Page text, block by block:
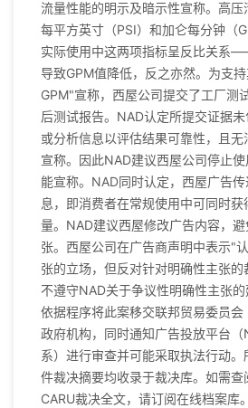
流量性能的明示及暗示性宣称。高
每平方英寸（PSI）和加仑每分钟（
实际使用中这两项指标呈反比关系
导致GPM值降低，反之亦然。为支
GPM"宣称，西屋公司提交了工厂测
后测试报告。NAD认定所提交证据
或分析信息以评估结果可靠性，且
宣称。因此NAD建议西屋公司停止
能宣称。NAD同时认定，西屋广告
息，即消费者在常规使用中可同时
量。NAD建议西屋修改广告内容，
张。西屋公司在广告商声明中表示"
张的立场，但反对针对明确性主张
不遵守NAD关于争议性明确性主张
依据程序将此案移交联邦贸易委员会
政府机构，同时通知广告投放平台
系）进行审查并可能采取执法行动
件裁决摘要均收录于裁决库。如需查
CARU裁决全文，请订阅在线档案库